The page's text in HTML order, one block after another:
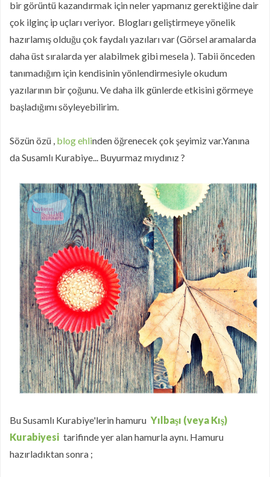
bir görüntü kazandırmak için neler yapmanız gerektiğine dair
çok ilginç ip uçları veriyor. Blogları geliştirmeye yönelik
hazırlamış olduğu çok faydalı yazıları var (Görsel aramalarda
daha üst sıralarda yer alabilmek gibi mesela ). Tabii önceden
tanımadığım için kendisinin yönlendirmesiyle okudum
yazılarının bir çoğunu. Ve daha ilk günlerde etkisini görmeye
başladığımı söyleyebilirim.
Sözün özü , blog ehlinden öğrenecek çok şeyimiz var.Yanına
da Susamlı Kurabiye... Buyurmaz mıydınız ?
Bu Susamlı Kurabiye'lerin hamuru Yılbaşı (veya Kış)
Kurabiyesi tarifinde yer alan hamurla aynı. Hamuru
hazırladıktan sonra ;